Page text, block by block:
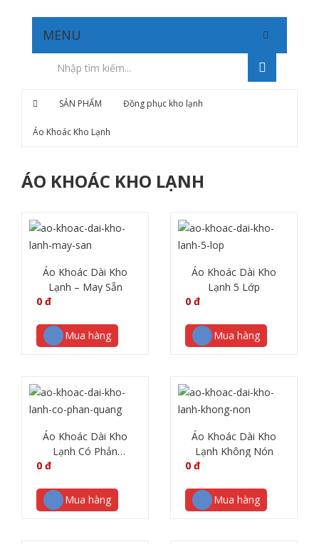
MENU
SẢN PHẨM Đồng phục kho lạnh
Áo Khoác Kho Lạnh
ÁO KHOÁC KHO LẠNH
Áo Khoác Dài Kho
Lạnh – May Sẵn
0 đ
Mua hàng
Áo Khoác Dài Kho
Lạnh 5 Lớp
0 đ
Mua hàng
Áo Khoác Dài Kho
Lạnh Có Phản
0 đ
Mua hàng
Áo Khoác Dài Kho
Lạnh Không Nón
0 đ
Mua hàng